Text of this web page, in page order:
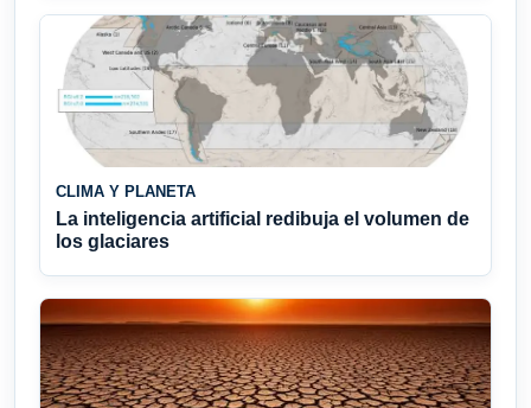
CLIMA Y PLANETA
La inteligencia artificial redibuja el volumen de
los glaciares